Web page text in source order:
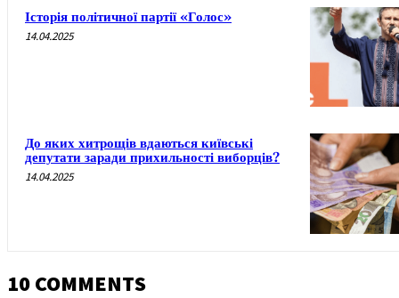
Історія політичної партії «Голос»
14.04.2025
До яких хитрощів вдаються київські
депутати заради прихильності виборців?
14.04.2025
10 COMMENTS